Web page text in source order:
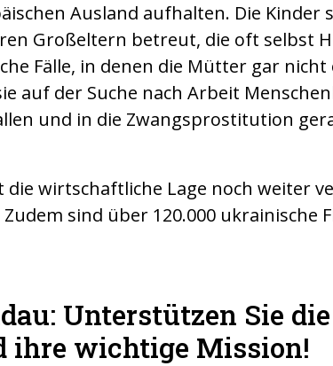
Ausland aufhalten. Die Kinder
Großeltern betreut, die oft selbst
Fälle, in denen die Mütter gar
auf der Suche nach Arbeit
und in die Zwangsprostitution
die wirtschaftliche Lage noch weiter
sind über 120.000 ukrainische
Unterstützen Sie die
ihre wichtige Mission!